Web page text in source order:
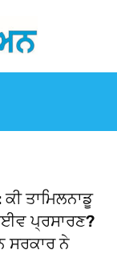
ਤਾਮਿਲਨਾਡੂ
ਪ੍ਰਸਾਰਣ?
ਸਰਕਾਰ ਨੇ